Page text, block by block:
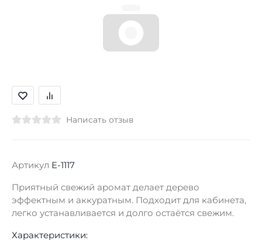
Написать отзыв
Артикул E-1117
Приятный свежий аромат делает дерево
эффектным и аккуратным. Подходит для кабинета,
легко устанавливается и долго остаётся свежим.
Характеристики: